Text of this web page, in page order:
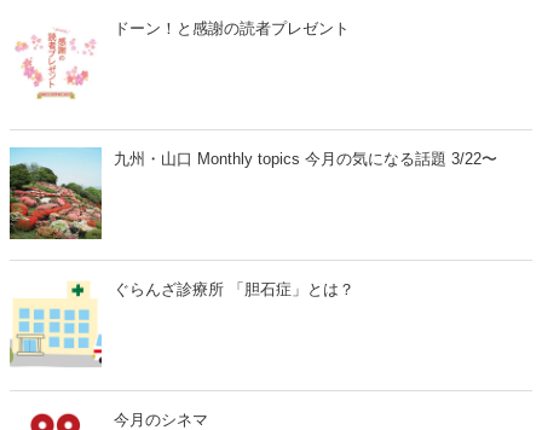
中村鴈治郎による珠玉の舞台を、映画館の大スクリーンで堪能できる
貴重な機会です。さらに、話題となった映画『国宝』でも注目を集め
ドーン！と感謝の読者プレゼント
九州・山口 Monthly topics 今月の気になる話題 3/22〜
ぐらんざ診療所 「胆石症」とは？
今月のシネマ